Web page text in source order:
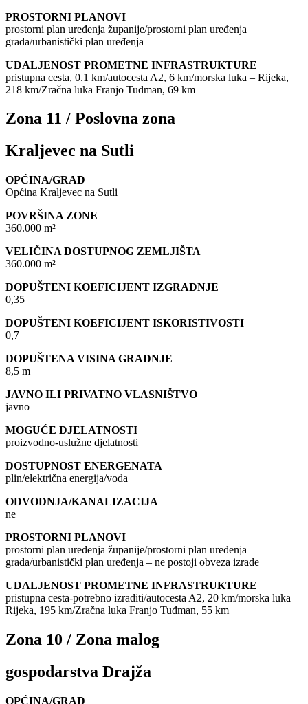
PROSTORNI PLANOVI
prostorni plan uređenja županije/prostorni plan uređenja
grada/urbanistički plan uređenja
UDALJENOST PROMETNE INFRASTRUKTURE
pristupna cesta, 0.1 km/autocesta A2, 6 km/morska luka – Rijeka,
218 km/Zračna luka Franjo Tuđman, 69 km
Zona 11 / Poslovna zona
Kraljevec na Sutli
OPĆINA/GRAD
Općina Kraljevec na Sutli
POVRŠINA ZONE
360.000 m²
VELIČINA DOSTUPNOG ZEMLJIŠTA
360.000 m²
DOPUŠTENI KOEFICIJENT IZGRADNJE
0,35
DOPUŠTENI KOEFICIJENT ISKORISTIVOSTI
0,7
DOPUŠTENA VISINA GRADNJE
8,5 m
JAVNO ILI PRIVATNO VLASNIŠTVO
javno
MOGUĆE DJELATNOSTI
proizvodno-uslužne djelatnosti
DOSTUPNOST ENERGENATA
plin/električna energija/voda
ODVODNJA/KANALIZACIJA
ne
PROSTORNI PLANOVI
prostorni plan uređenja županije/prostorni plan uređenja
grada/urbanistički plan uređenja – ne postoji obveza izrade
UDALJENOST PROMETNE INFRASTRUKTURE
pristupna cesta-potrebno izraditi/autocesta A2, 20 km/morska luka –
Rijeka, 195 km/Zračna luka Franjo Tuđman, 55 km
Zona 10 / Zona malog
gospodarstva Drajža
OPĆINA/GRAD